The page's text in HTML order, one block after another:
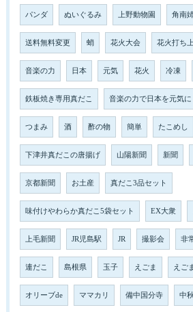
パンダ ぬいぐるみ 上野動物園 角南
送料無料変更 蛸 花火大会 花火打ち
音楽の力 日本 元気 花火 冷凍
鉄板焼き専用真だこ 音楽の力で日本を元気に
つまみ 酒 酢の物 簡単 たこめし
下津井真だこの唐揚げ 山陽新聞 新聞
京都新聞 お土産 真だこ3品セット
味付けやわらか真だこ5袋セット EX大衆
上毛新聞 JR児島駅 JR 撮影会 非
連だこ 島根県 玉子 えごま えご
オリーブde ママカリ 備中国分寺 中